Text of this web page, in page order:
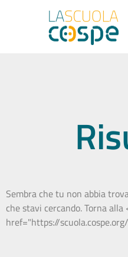
Sembra che tu non abbia
che stavi cercando. Torna alla
href="https://